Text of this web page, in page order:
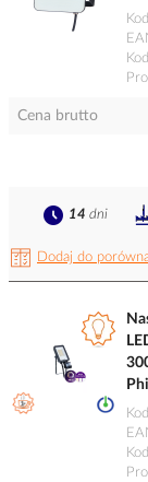
Kod
Cena brutto
Dodaj do
14 dni
Kod